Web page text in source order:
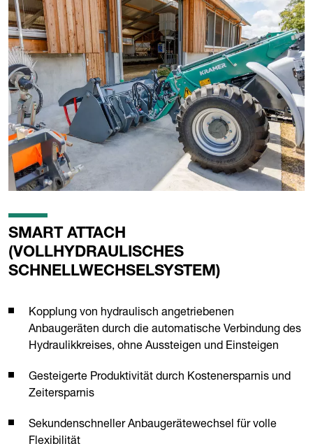
SMART ATTACH
(VOLLHYDRAULISCHES
SCHNELLWECHSELSYSTEM)
Kopplung von hydraulisch angetriebenen
Anbaugeräten durch die automatische Verbindung des
Hydraulikkreises, ohne Aussteigen und Einsteigen
Gesteigerte Produktivität durch Kostenersparnis und
Zeitersparnis
Sekundenschneller Anbaugerätewechsel für volle
Flexibilität